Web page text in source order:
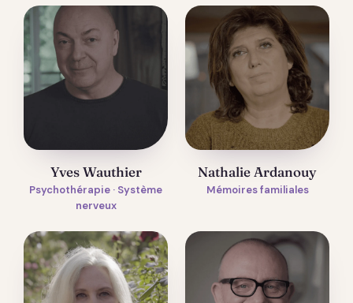
Yves Wauthier
Psychothérapie · Système
nerveux
Nathalie Ardanouy
Mémoires familiales